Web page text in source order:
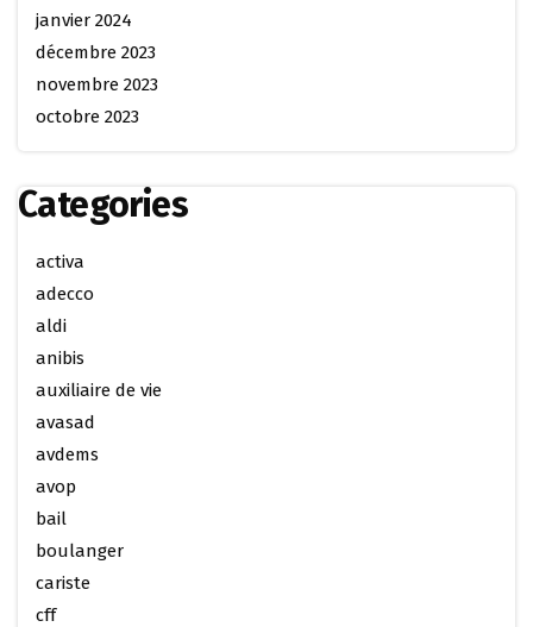
janvier 2024
décembre 2023
novembre 2023
octobre 2023
Categories
activa
adecco
aldi
anibis
auxiliaire de vie
avasad
avdems
avop
bail
boulanger
cariste
cff